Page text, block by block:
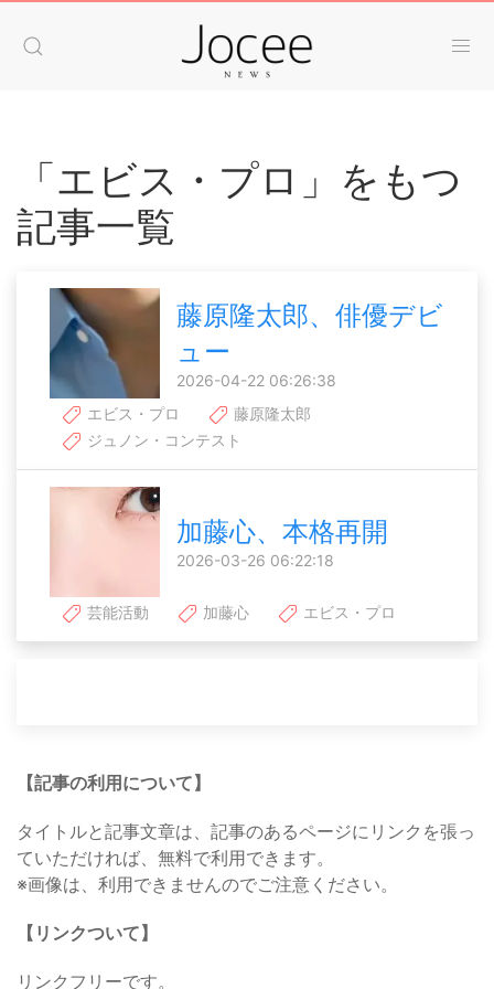
「エビス・プロ」をもつ
記事一覧
藤原隆太郎、俳優デビ
ュー
2026-04-22 06:26:38
エビス・プロ
藤原隆太郎
ジュノン・コンテスト
加藤心、本格再開
2026-03-26 06:22:18
芸能活動 加藤心 エビス・プロ
【記事の利用について】
タイトルと記事文章は、記事のあるページにリンクを張っ
ていただければ、無料で利用できます。
※画像は、利用できませんのでご注意ください。
【リンクついて】
リンクフリーです。